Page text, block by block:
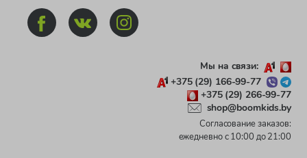
Мы на связи:
+375 (29) 166-99-77
+375 (29) 266-99-77
shop@boomkids.by
Согласование заказов:
ежедневно с 10:00 до 21:00